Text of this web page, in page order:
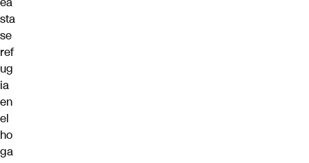
sta
se
ref
ug
ia
en
el
ho
ga